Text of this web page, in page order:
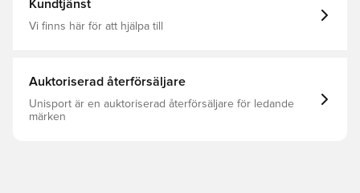
decisive command over the ball Surface: Firm
Ground/Artificial Ground PUMA branding details
Kundtjänst
Vi finns här för att hjälpa till
Auktoriserad återförsäljare
Unisport är en auktoriserad återförsäljare för ledande
märken